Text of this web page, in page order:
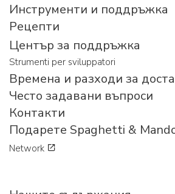
Инструменти и поддръжка
Рецепти
Център за поддръжка
Strumenti per sviluppatori
Времена и разходи за
Често задавани въпроси
Контакти
Подарете Spaghetti &
Network